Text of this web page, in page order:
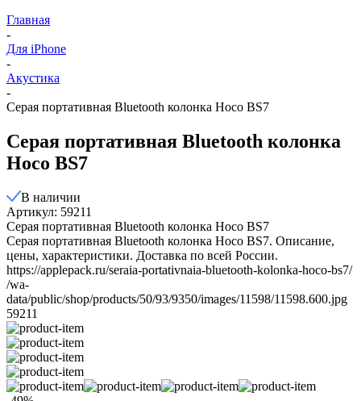
Главная
-
Для iPhone
-
Акустика
-
Серая портативная Bluetooth колонка Hoco BS7
Серая портативная Bluetooth колонка
Hoco BS7
В наличии
Артикул: 59211
Серая портативная Bluetooth колонка Hoco BS7
Серая портативная Bluetooth колонка Hoco BS7. Описание,
цены, характеристики. Доставка по всей России.
https://applepack.ru/seraia-portativnaia-bluetooth-kolonka-hoco-bs7/
/wa-
data/public/shop/products/50/93/9350/images/11598/11598.600.jpg
59211